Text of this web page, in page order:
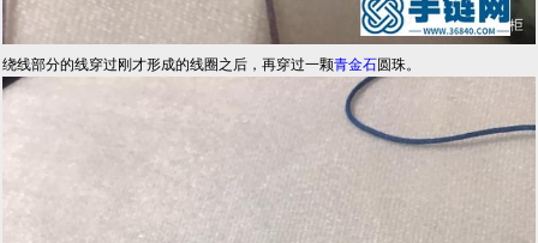
绕线部分的线穿过刚才形成的线圈之后，再穿过一颗青金石圆珠。